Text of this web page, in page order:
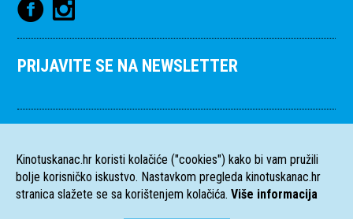
PRIJAVITE SE NA NEWSLETTER
Kinotuskanac.hr koristi kolačiće ("cookies") kako bi vam pružili
bolje korisničko iskustvo. Nastavkom pregleda kinotuskanac.hr
stranica slažete se sa korištenjem kolačića. Više informacija